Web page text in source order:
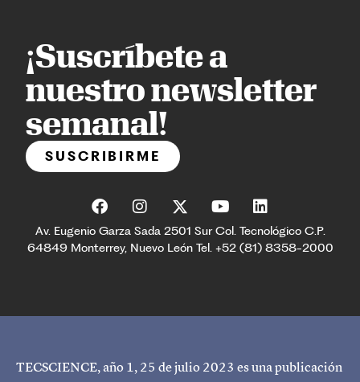
¡Suscríbete a
nuestro newsletter
semanal!
SUSCRIBIRME
Av. Eugenio Garza Sada 2501 Sur Col. Tecnológico C.P.
64849 Monterrey, Nuevo León Tel. +52 (81) 8358-2000
TECSCIENCE, año 1, 25 de julio 2023 es una publicación